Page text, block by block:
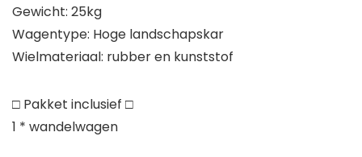
Gewicht: 25kg
Wagentype: Hoge landschapskar
Wielmateriaal: rubber en kunststof
□ Pakket inclusief □
1 * wandelwagen